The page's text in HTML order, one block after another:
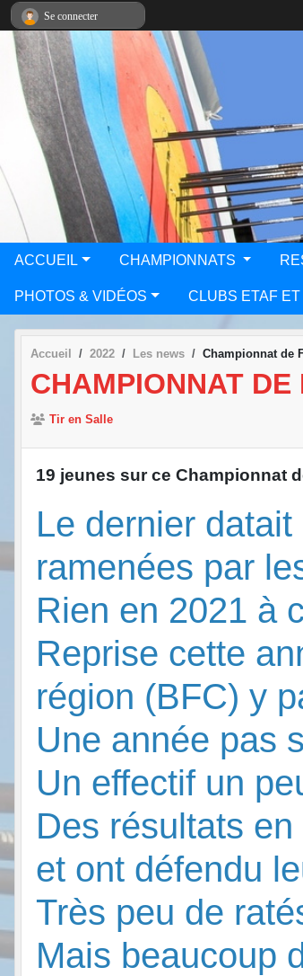
ACCUEIL CHAMPIONNATS
PHOTOS & VIDÉOS CLUBS ETAF
Accueil 2022 Les news Championnat de
CHAMPIONNAT
Tir en Salle
19 jeunes sur ce Championnat
Le dernier
ramenées par
Rien en 2021 à
Reprise cette
région (BFC) y
Une année pas
Un effectif un
Des résultats
et ont défendu
Très peu de
Mais beaucoup
Se connecter
Panneau de gestion des cookies